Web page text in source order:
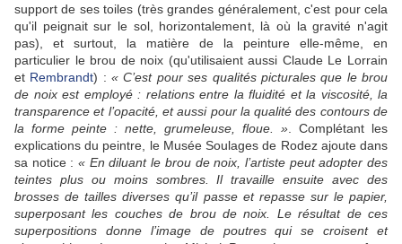
support de ses toiles (très grandes généralement, c'est pour cela
qu'il peignait sur le sol, horizontalement, là où la gravité n'agit
pas), et surtout, la matière de la peinture elle-même, en
particulier le brou de noix (qu'utilisaient aussi Claude Le Lorrain
et Rembrandt) :« C’est pour ses qualités picturales que le brou
de noix est employé : relations entre la fluidité et la viscosité, la
transparence et l’opacité, et aussi pour la qualité des contours de
la forme peinte : nette, grumeleuse, floue. » . Complétant les
explications du peintre, le Musée Soulages de Rodez ajoute dans
sa notice :« En diluant le brou de noix, l’artiste peut adopter des
teintes plus ou moins sombres. Il travaille ensuite avec des
brosses de tailles diverses qu’il passe et repasse sur le papier,
superposant les couches de brou de noix. Le résultat de ces
superpositions donne l’image de poutres qui se croisent et